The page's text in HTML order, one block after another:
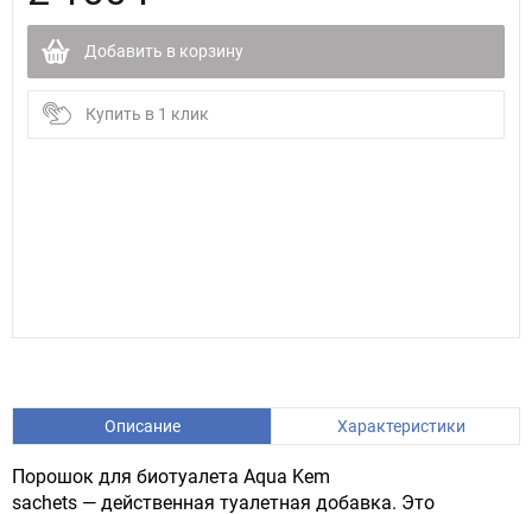
Добавить в корзину
Купить в 1 клик
Описание Характеристики
Порошок для биотуалета Aqua Kem
sachets — действенная туалетная добавка. Это